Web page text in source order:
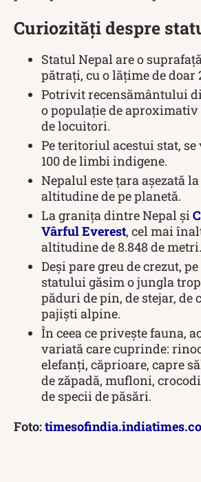
Curiozități despre
Statul Nepal are o suprafață
pătrați, cu o lățime de doar
Potrivit recensământului
o populație de
de locuitori.
Pe teritoriul acestui stat, se
100 de limbi indigene.
Nepalul este țara așezată
altitudine de pe planetă.
La granița dintre Nepal și
Vârful Everest, cel mai
altitudine de 8.848 de metri.
Deși pare greu de crezut,
statului găsim o jungla
păduri de pin, de stejar, de
pajiști alpine.
În ceea ce privește fauna,
variată care cuprinde:
elefanți, căprioare, capre
de zăpadă, mufloni,
de specii de păsări.
Foto: